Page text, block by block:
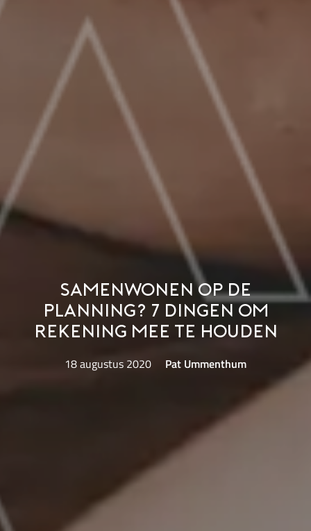
Samenwonen op de
planning? 7 dingen om
rekening mee te houden
18 augustus 2020 Pat Ummenthum